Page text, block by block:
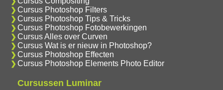
Cursus Photoshop Filters
Cursus Photoshop Tips & Tricks
Cursus Photoshop Fotobewerkingen
Cursus Alles over Curven
Cursus Wat is er nieuw in Photoshop?
Cursus Photoshop Effecten
Cursus Photoshop Elements Photo Editor
Cursussen Luminar